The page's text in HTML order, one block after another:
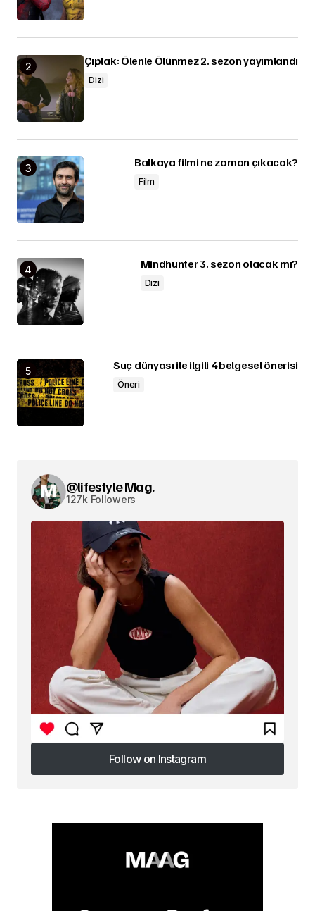
Çıplak: Ölenle Ölünmez 2. sezon yayımlandı
Dizi
Balkaya filmi ne zaman çıkacak?
Film
Mindhunter 3. sezon olacak mı?
Dizi
Suç dünyası ile ilgili 4 belgesel önerisi
Öneri
@lifestyle Mag.
127k Followers
Follow on Instagram
Follow on Instagram